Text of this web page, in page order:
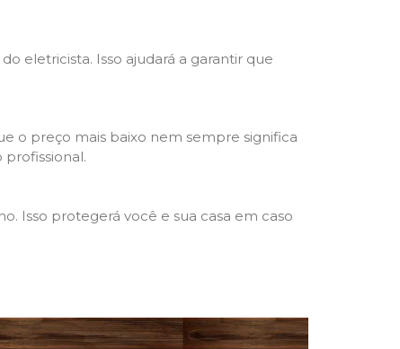
eletricista. Isso ajudará a garantir que
o preço mais baixo nem sempre significa
Isso protegerá você e sua casa em caso